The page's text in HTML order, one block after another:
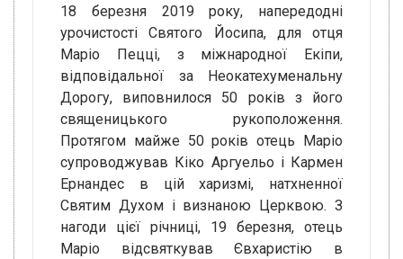
18 березня 2019 року, напередодні
урочистості Святого Йосипа, для отця
Маріо Пецці, з міжнародної Екіпи,
відповідальної за Неокатехуменальну
Дорогу, виповнилося 50 років з його
священицького рукоположення.
Протягом майже 50 років отець Маріо
супроводжував Кіко Аргуельо і Кармен
Ернандес в цій харизмі, натхненної
Святим Духом і визнаною Церквою. З
нагоди цієї річниці, 19 березня, отець
Маріо відсвяткував Євхаристію в